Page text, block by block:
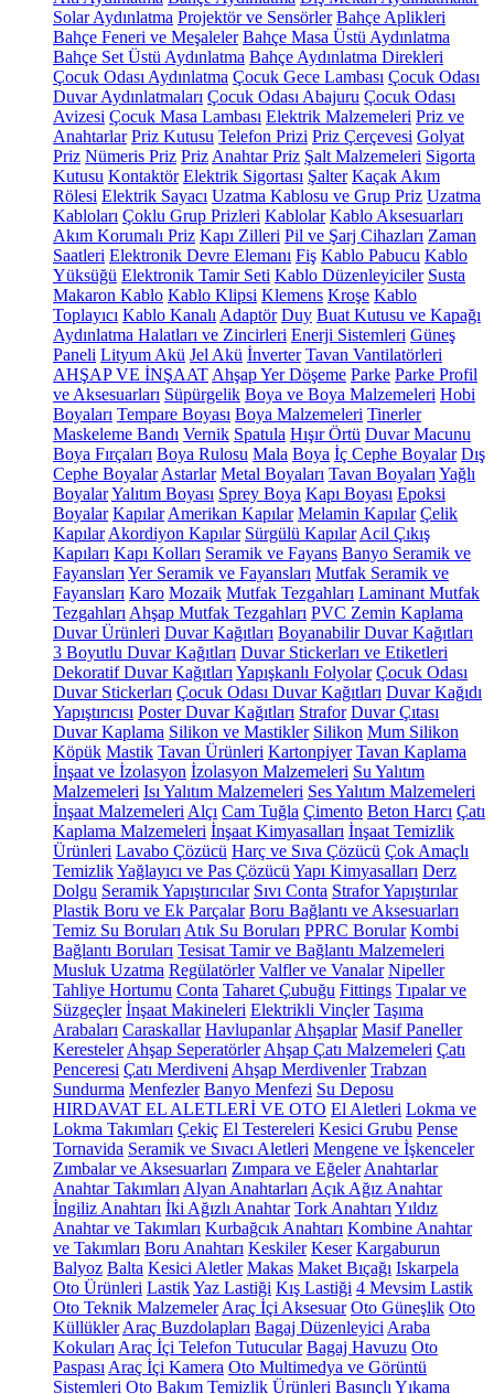
Solar Aydınlatma Projektör ve Sensörler Bahçe Aplikleri
Bahçe Feneri ve Meşaleler Bahçe Masa Üstü Aydınlatma
Bahçe Set Üstü Aydınlatma Bahçe Aydınlatma Direkleri
Çocuk Odası Aydınlatma Çocuk Gece Lambası Çocuk Odası
Duvar Aydınlatmaları Çocuk Odası Abajuru Çocuk Odası
Avizesi Çocuk Masa Lambası Elektrik Malzemeleri Priz ve
Anahtarlar Priz Kutusu Telefon Prizi Priz Çerçevesi Golyat
Priz Nümeris Priz Priz Anahtar Priz Şalt Malzemeleri Sigorta
Kutusu Kontaktör Elektrik Sigortası Şalter Kaçak Akım
Rölesi Elektrik Sayacı Uzatma Kablosu ve Grup Priz Uzatma
Kabloları Çoklu Grup Prizleri Kablolar Kablo Aksesuarları
Akım Korumalı Priz Kapı Zilleri Pil ve Şarj Cihazları Zaman
Saatleri Elektronik Devre Elemanı Fiş Kablo Pabucu Kablo
Yüksüğü Elektronik Tamir Seti Kablo Düzenleyiciler Susta
Makaron Kablo Kablo Klipsi Klemens Kroşe Kablo
Toplayıcı Kablo Kanalı Adaptör Duy Buat Kutusu ve Kapağı
Aydınlatma Halatları ve Zincirleri Enerji Sistemleri Güneş
Paneli Lityum Akü Jel Akü İnverter Tavan Vantilatörleri
AHŞAP VE İNŞAAT Ahşap Yer Döşeme Parke Parke Profil
ve Aksesuarları Süpürgelik Boya ve Boya Malzemeleri Hobi
Boyaları Tempare Boyası Boya Malzemeleri Tinerler
Maskeleme Bandı Vernik Spatula Hışır Örtü Duvar Macunu
Boya Fırçaları Boya Rulosu Mala Boya İç Cephe Boyalar Dış
Cephe Boyalar Astarlar Metal Boyaları Tavan Boyaları Yağlı
BoyalarYalıtım Boyası Sprey Boya Kapı Boyası Epoksi
Boyalar Kapılar Amerikan Kapılar Melamin Kapılar Çelik
Kapılar Akordiyon Kapılar Sürgülü Kapılar Acil Çıkış
Kapıları Kapı Kolları Seramik ve Fayans Banyo Seramik ve
Fayansları Yer Seramik ve Fayansları Mutfak Seramik ve
Fayansları Karo Mozaik Mutfak Tezgahları Laminant Mutfak
Tezgahları Ahşap Mutfak Tezgahları PVC Zemin Kaplama
Duvar Ürünleri Duvar Kağıtları Boyanabilir Duvar Kağıtları
3 Boyutlu Duvar Kağıtları Duvar Stickerları ve Etiketleri
Dekoratif Duvar Kağıtları Yapışkanlı Folyolar Çocuk Odası
Duvar Stickerları Çocuk Odası Duvar Kağıtları Duvar Kağıdı
Yapıştırıcısı Poster Duvar Kağıtları Strafor Duvar Çıtası
Duvar Kaplama Silikon ve Mastikler Silikon Mum Silikon
Köpük Mastik Tavan Ürünleri Kartonpiyer Tavan Kaplama
İnşaat ve İzolasyon İzolasyon Malzemeleri Su Yalıtım
Malzemeleri Isı Yalıtım Malzemeleri Ses Yalıtım Malzemeleri
İnşaat Malzemeleri Alçı Cam Tuğla Çimento Beton Harcı Çatı
Kaplama Malzemeleri İnşaat Kimyasalları İnşaat Temizlik
Ürünleri Lavabo Çözücü Harç ve Sıva Çözücü Çok Amaçlı
TemizlikYağlayıcı ve Pas Çözücü Yapı Kimyasalları Derz
Dolgu Seramik Yapıştırıcılar Sıvı Conta Strafor Yapıştırılar
Plastik Boru ve Ek Parçalar Boru Bağlantı ve Aksesuarları
Temiz Su Boruları Atık Su Boruları PPRC Borular Kombi
Bağlantı Boruları Tesisat Tamir ve Bağlantı Malzemeleri
Musluk Uzatma Regülatörler Valfler ve Vanalar Nipeller
Tahliye Hortumu Conta Taharet Çubuğu Fittings Tıpalar ve
Süzgeçler İnşaat Makineleri Elektrikli Vinçler Taşıma
Arabaları Caraskallar Havlupanlar Ahşaplar Masif Paneller
Keresteler Ahşap Seperatörler Ahşap Çatı Malzemeleri Çatı
Penceresi Çatı Merdiveni Ahşap Merdivenler Trabzan
Sundurma Menfezler Banyo Menfezi Su Deposu
HIRDAVAT EL ALETLERİ VE OTO El Aletleri Lokma ve
Lokma Takımları Çekiç El Testereleri Kesici Grubu Pense
Tornavida Seramik ve Sıvacı Aletleri Mengene ve İşkenceler
Zımbalar ve Aksesuarları Zımpara ve Eğeler Anahtarlar
Anahtar Takımları Alyan Anahtarları Açık Ağız Anahtar
İngiliz Anahtarı İki Ağızlı Anahtar Tork Anahtarı Yıldız
Anahtar ve Takımları Kurbağcık Anahtarı Kombine Anahtar
ve Takımları Boru Anahtarı Keskiler Keser Kargaburun
Balyoz Balta Kesici Aletler Makas Maket Bıçağı Iskarpela
Oto Ürünleri LastikYaz Lastiği Kış Lastiği 4 Mevsim Lastik
Oto Teknik Malzemeler Araç İçi Aksesuar Oto Güneşlik Oto
Küllükler Araç Buzdolapları Bagaj Düzenleyici Araba
Kokuları Araç İçi Telefon Tutucular Bagaj Havuzu Oto
Paspası Araç İçi Kamera Oto Multimedya ve Görüntü
Sistemleri Oto Bakım Temizlik Ürünleri Basınçlı Yıkama